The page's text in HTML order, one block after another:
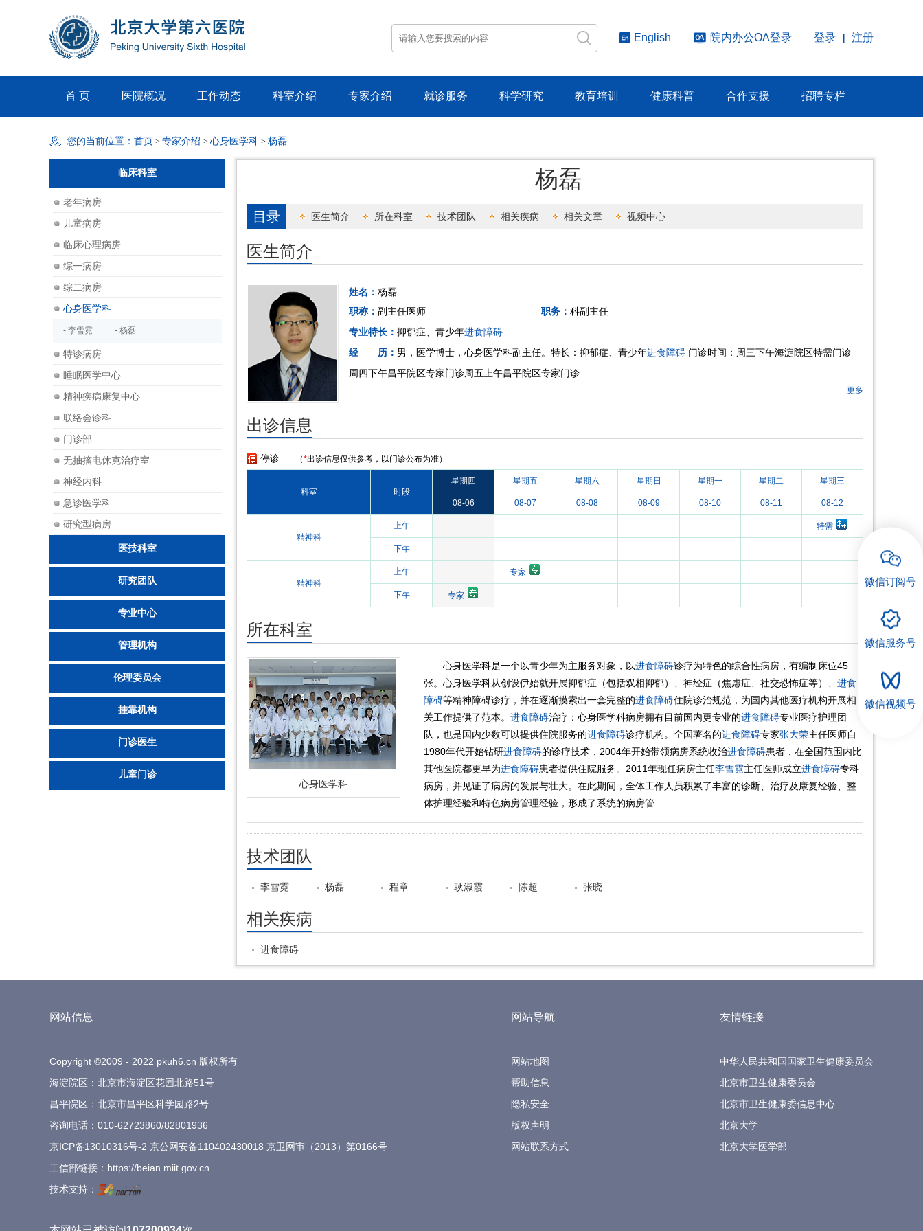
English 院内办公OA登录 登录 注册
首 页 医院概况 工作动态 科室介绍 专家介绍 就诊服务 科学研究 教育培训 健康科普 合作支援 招聘专栏
您的当前位置： 首页 > 专家介绍 > 心身医学科 > 杨磊
杨磊
目录 医生简介 所在科室 技术团队 相关疾病 相关文章 视频中心
医生简介
姓名： 杨磊
职称： 副主任医师 职务： 科副主任
专业特长： 抑郁症、青少年进食障碍
经 历： 男，医学博士，心身医学科副主任。特长：抑郁症、青少年进食障碍 门诊时间：周三下午海淀院区特需门诊
周四下午昌平院区专家门诊周五上午昌平院区专家门诊
更多
出诊信息
停诊 （*出诊信息仅供参考，以门诊公布为准）
科室 时段
星期四
08-06
星期五
08-07
星期六
08-08
星期日
08-09
星期一
08-10
星期二
08-11
星期三
08-12
精神科
上午 特需
下午
精神科
上午 专家
下午 专家
所在科室
心身医学科
心身医学科是一个以青少年为主服务对象，以进食障碍诊疗为特色的综合性病房，有编制床位45
张。心身医学科从创设伊始就开展抑郁症（包括双相抑郁）、神经症（焦虑症、社交恐怖症等）、 进食
障碍等精神障碍诊疗，并在逐渐摸索出一套完整的进食障碍住院诊治规范，为国内其他医疗机构开展相
关工作提供了范本。 进食障碍治疗：心身医学科病房拥有目前国内更专业的进食障碍专业医疗护理团
队，也是国内少数可以提供住院服务的进食障碍诊疗机构。全国著名的进食障碍专家张大荣主任医师自
1980年代开始钻研进食障碍的诊疗技术，2004年开始带领病房系统收治进食障碍患者，在全国范围内比
其他医院都更早为进食障碍患者提供住院服务。2011年现任病房主任李雪霓主任医师成立进食障碍专科
病房，并见证了病房的发展与壮大。在此期间，全体工作人员积累了丰富的诊断、治疗及康复经验、整
体护理经验和特色病房管理经验，形成了系统的病房管…
技术团队
李雪霓 杨磊 程章 耿淑霞 陈超 张晓
相关疾病
进食障碍
临床科室
老年病房
儿童病房
临床心理病房
综一病房
综二病房
心身医学科
- 李雪霓 - 杨磊
特诊病房
睡眠医学中心
精神疾病康复中心
联络会诊科
门诊部
无抽搐电休克治疗室
神经内科
急诊医学科
研究型病房
医技科室
研究团队
专业中心
管理机构
伦理委员会
挂靠机构
门诊医生
儿童门诊
网站信息
Copyright ©2009 - 2022 pkuh6.cn 版权所有
海淀院区：北京市海淀区花园北路51号
昌平院区：北京市昌平区科学园路2号
咨询电话： 010-62723860/82801936
京ICP备13010316号-2 京公网安备110402430018 京卫网审（2013）第0166号
工信部链接： https://beian.miit.gov.cn
技术支持：
网站导航
网站地图
帮助信息
隐私安全
版权声明
网站联系方式
友情链接
中华人民共和国国家卫生健康委员会
北京市卫生健康委员会
北京市卫生健康委信息中心
北京大学
北京大学医学部
微信订阅号
微信服务号
微信视频号